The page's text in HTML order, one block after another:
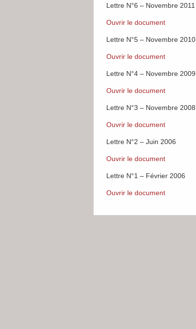
Lettre N°6 – Novembre 2011
Ouvrir le document
Lettre N°5 – Novembre 2010
Ouvrir le document
Lettre N°4 – Novembre 2009
Ouvrir le document
Lettre N°3 – Novembre 2008
Ouvrir le document
Lettre N°2 – Juin 2006
Ouvrir le document
Lettre N°1 – Février 2006
Ouvrir le document